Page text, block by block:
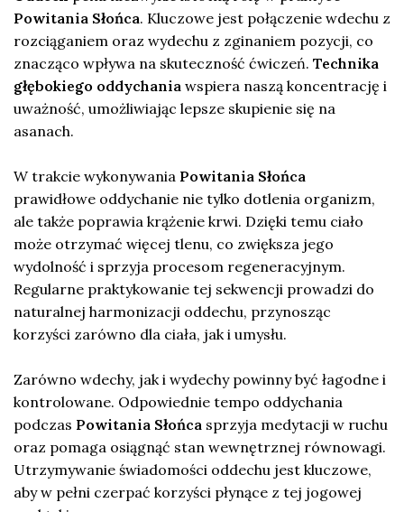
Powitania Słońca. Kluczowe jest połączenie wdechu z
rozciąganiem oraz wydechu z zginaniem pozycji, co
znacząco wpływa na skuteczność ćwiczeń. Technika
głębokiego oddychania wspiera naszą koncentrację i
uważność, umożliwiając lepsze skupienie się na
asanach.
W trakcie wykonywania Powitania Słońca
prawidłowe oddychanie nie tylko dotlenia organizm,
ale także poprawia krążenie krwi. Dzięki temu ciało
może otrzymać więcej tlenu, co zwiększa jego
wydolność i sprzyja procesom regeneracyjnym.
Regularne praktykowanie tej sekwencji prowadzi do
naturalnej harmonizacji oddechu, przynosząc
korzyści zarówno dla ciała, jak i umysłu.
Zarówno wdechy, jak i wydechy powinny być łagodne i
kontrolowane. Odpowiednie tempo oddychania
podczas Powitania Słońca sprzyja medytacji w ruchu
oraz pomaga osiągnąć stan wewnętrznej równowagi.
Utrzymywanie świadomości oddechu jest kluczowe,
aby w pełni czerpać korzyści płynące z tej jogowej